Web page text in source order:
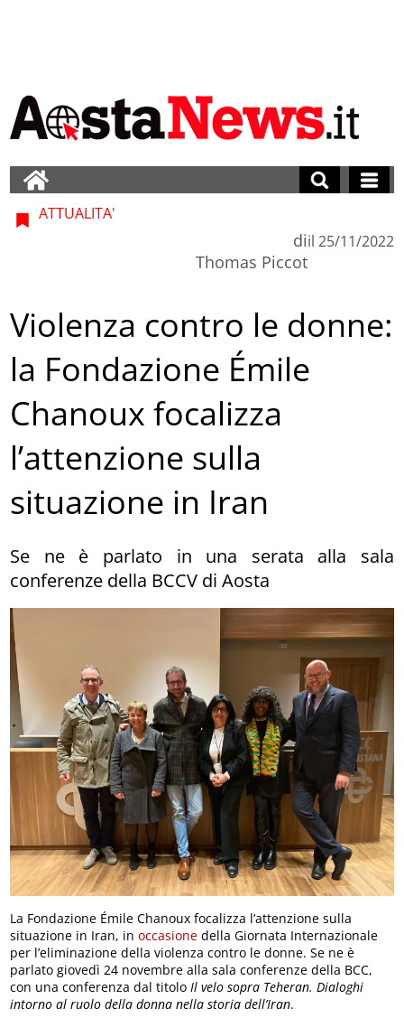
ATTUALITA'
di
Thomas Piccot
il 25/11/2022
Violenza contro le donne:
la Fondazione Émile
Chanoux focalizza
l’attenzione sulla
situazione in Iran
Se ne è parlato in una serata alla sala
conferenze della BCCV di Aosta
La Fondazione Émile Chanoux focalizza l’attenzione sulla
situazione in Iran, inoccasione della Giornata Internazionale
per l’eliminazione della violenza contro le donne. Se ne è
parlato giovedì 24 novembre alla sala conferenze della BCC,
con una conferenza dal titolo Il velo sopra Teheran. Dialoghi
intorno al ruolo della donna nella storia dell’Iran.